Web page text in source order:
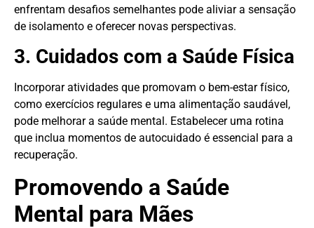
enfrentam desafios semelhantes pode aliviar a sensação
de isolamento e oferecer novas perspectivas.
3. Cuidados com a Saúde Física
Incorporar atividades que promovam o bem-estar físico,
como exercícios regulares e uma alimentação saudável,
pode melhorar a saúde mental. Estabelecer uma rotina
que inclua momentos de autocuidado é essencial para a
recuperação.
Promovendo a Saúde
Mental para Mães